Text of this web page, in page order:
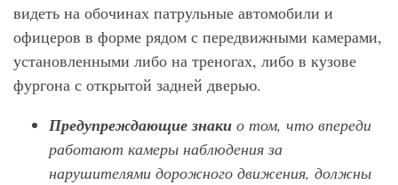
видеть на обочинах патрульные автомобили и
офицеров в форме рядом с передвижными камерами,
установленными либо на треногах, либо в кузове
фургона с открытой задней дверью.
Предупреждающие знаки о том, что впереди
работают камеры наблюдения за
нарушителями дорожного движения, должны